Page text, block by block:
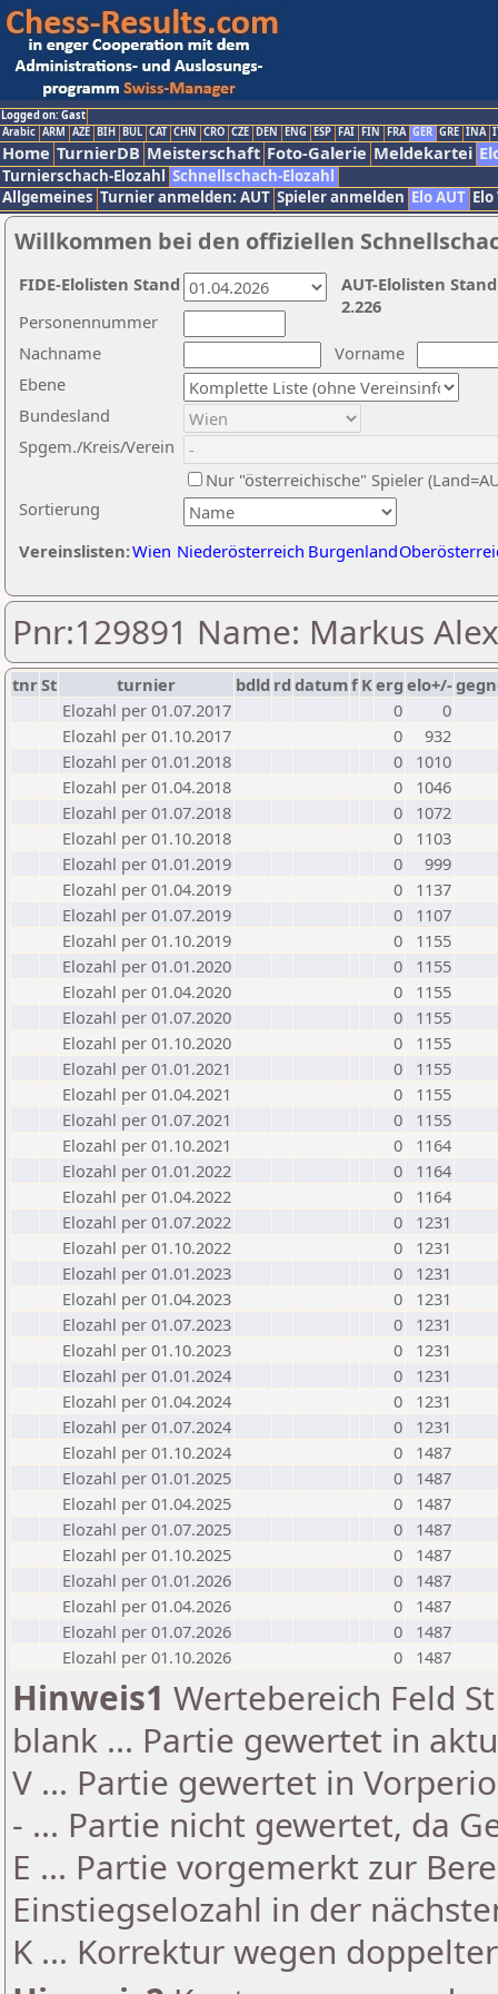
Logged on: Gast
Arabic ARM AZE BIH BUL CAT CHN CRO CZE DEN ENG ESP FAI FIN FRA GER GRE INA
Home TurnierDB Meisterschaft Foto-Galerie Meldekartei
Turnierschach-Elozahl Schnellschach-Elozahl
Allgemeines Turnier anmelden: AUT Spieler anmelden Elo AUT
Willkommen bei den offiziellen
Nachname
Vorname
Ebene
Sortierung
Personennummer
Bundesland
Spgem./Kreis/Verein
Nur "österreichische" Spieler
Vereinslisten:Wien Niederösterreich Burgenland
AUT-Elolisten
2.226
FIDE-Elolisten Stand
Pnr:129891 Name: Markus
tnrSt turnier bdld rd datumf Kerg elo+/-
Elozahl per 01.07.2017
0
0
Elozahl per 01.10.2017
0
932
Elozahl per 01.01.2018
0
1010
Elozahl per 01.04.2018
0
1046
Elozahl per 01.07.2018
0
1072
Elozahl per 01.10.2018
0
1103
Elozahl per 01.01.2019
0
999
Elozahl per 01.04.2019
0
1137
Elozahl per 01.07.2019
0
1107
Elozahl per 01.10.2019
0
1155
Elozahl per 01.01.2020
0
1155
Elozahl per 01.04.2020
0
1155
Elozahl per 01.07.2020
0
1155
Elozahl per 01.10.2020
0
1155
Elozahl per 01.01.2021
0
1155
Elozahl per 01.04.2021
0
1155
Elozahl per 01.07.2021
0
1155
Elozahl per 01.10.2021
0
1164
Elozahl per 01.01.2022
0
1164
Elozahl per 01.04.2022
0
1164
Elozahl per 01.07.2022
0
1231
Elozahl per 01.10.2022
0
1231
Elozahl per 01.01.2023
0
1231
Elozahl per 01.04.2023
0
1231
Elozahl per 01.07.2023
0
1231
Elozahl per 01.10.2023
0
1231
Elozahl per 01.01.2024
0
1231
Elozahl per 01.04.2024
0
1231
Elozahl per 01.07.2024
0
1231
Elozahl per 01.10.2024
0
1487
Elozahl per 01.01.2025
0
1487
Elozahl per 01.04.2025
0
1487
Elozahl per 01.07.2025
0
1487
Elozahl per 01.10.2025
0
1487
Elozahl per 01.01.2026
0
1487
Elozahl per 01.04.2026
0
1487
Elozahl per 01.07.2026
0
1487
Elozahl per 01.10.2026
0 1487
Hinweis1 Wertebereich Feld
blank ... Partie gewertet in
V ... Partie gewertet in
- ... Partie nicht gewertet, da
E ... Partie vorgemerkt zur
Einstiegselozahl in der
K ... Korrektur wegen